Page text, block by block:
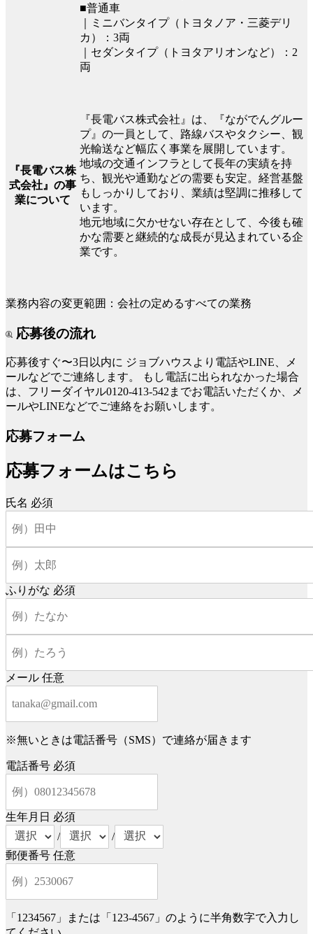
■普通車
｜ミニバンタイプ（トヨタノア・三菱デリ
カ）：3両
｜セダンタイプ（トヨタアリオンなど）：2
両
『長電バス株
式会社』の事
業について
『長電バス株式会社』は、『ながでんグルー
プ』の一員として、路線バスやタクシー、観
光輸送など幅広く事業を展開しています。
地域の交通インフラとして長年の実績を持
ち、観光や通勤などの需要も安定。経営基盤
もしっかりしており、業績は堅調に推移して
います。
地元地域に欠かせない存在として、今後も確
かな需要と継続的な成長が見込まれている企
業です。
業務内容の変更範囲：会社の定めるすべての業務
応募後の流れ
応募後すぐ〜3日以内に ジョブハウスより電話やLINE、メ
ールなどでご連絡します。
もし電話に出られなかった場合
は、フリーダイヤル0120-413-542までお電話いただくか、メ
ールやLINEなどでご連絡をお願いします。
応募フォーム
応募フォームはこちら
氏名 必須
ふりがな 必須
メール 任意
※無いときは電話番号（SMS）で連絡が届きます
電話番号 必須
生年月日 必須
/
/
郵便番号 任意
「1234567」または「123-4567」のように半角数字で入力し